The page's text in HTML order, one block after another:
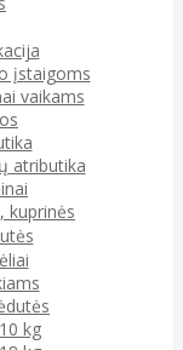
įstaigoms
vaikams
atributika
kuprinės
kg